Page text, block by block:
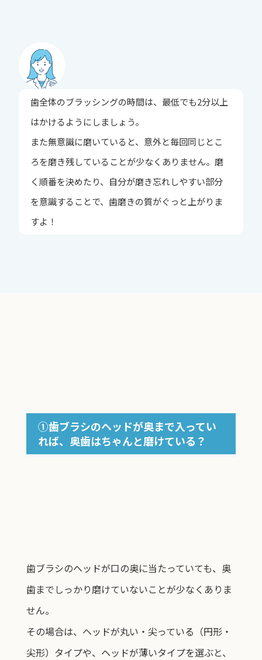
歯全体のブラッシングの時間は、最低でも2分以上
はかけるようにしましょう。
また無意識に磨いていると、意外と毎回同じとこ
ろを磨き残していることが少なくありません。磨
く順番を決めたり、自分が磨き忘れしやすい部分
を意識することで、歯磨きの質がぐっと上がりま
すよ！
①歯ブラシのヘッドが奥まで入ってい
れば、奥歯はちゃんと磨けている？
歯ブラシのヘッドが口の奥に当たっていても、奥
歯までしっかり磨けていないことが少なくありま
せん。
その場合は、ヘッドが丸い・尖っている（円形・
尖形）タイプや、ヘッドが薄いタイプを選ぶと、